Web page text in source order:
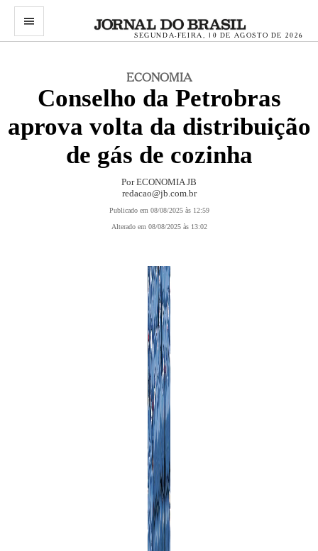
menu
SEGUNDA-FEIRA, 10 DE AGOSTO DE 2026
ECONOMIA
Conselho da Petrobras
aprova volta da distribuição
de gás de cozinha
Por ECONOMIA JB
redacao@jb.com.br
Publicado em 08/08/2025 às 12:59
Alterado em 08/08/2025 às 13:02